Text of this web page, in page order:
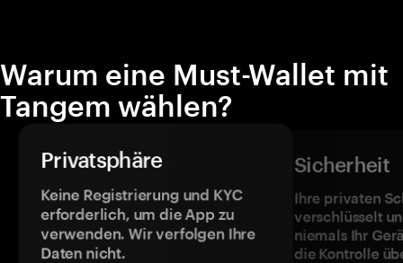
Warum eine Must-Wallet mit
Tangem wählen?
Privatsphäre
Keine Registrierung und KYC
erforderlich, um die App zu
verwenden. Wir verfolgen Ihre
Daten nicht.
Sicherheit
Ihre privaten
verschlüsselt
niemals Ihr
die Kontrolle